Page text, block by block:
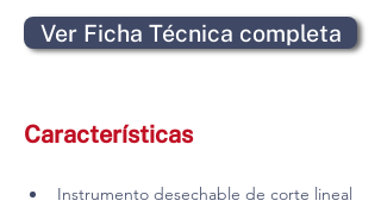
Características
Instrumento desechable de corte lineal
Ver Ficha Técnica completa